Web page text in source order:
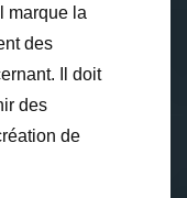
marque la
des
Il doit
des
de